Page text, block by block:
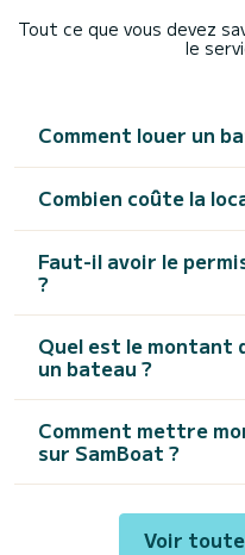
Tout ce que vous devez
le
Comment louer un
Combien coûte la
Faut-il avoir le
?
Quel est le montant
un bateau ?
Comment mettre
sur SamBoat ?
Voir